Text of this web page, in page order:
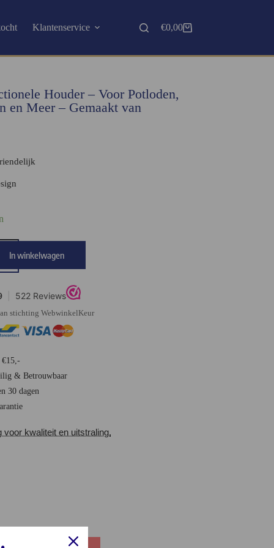
Klantenservice €0,00
Houder – Voor Potloden,
en Meer – Gemaakt van
In winkelwagen
stichting WebwinkelKeur
& Betrouwbaar
30 dagen
voor kwaliteit en uitstraling.